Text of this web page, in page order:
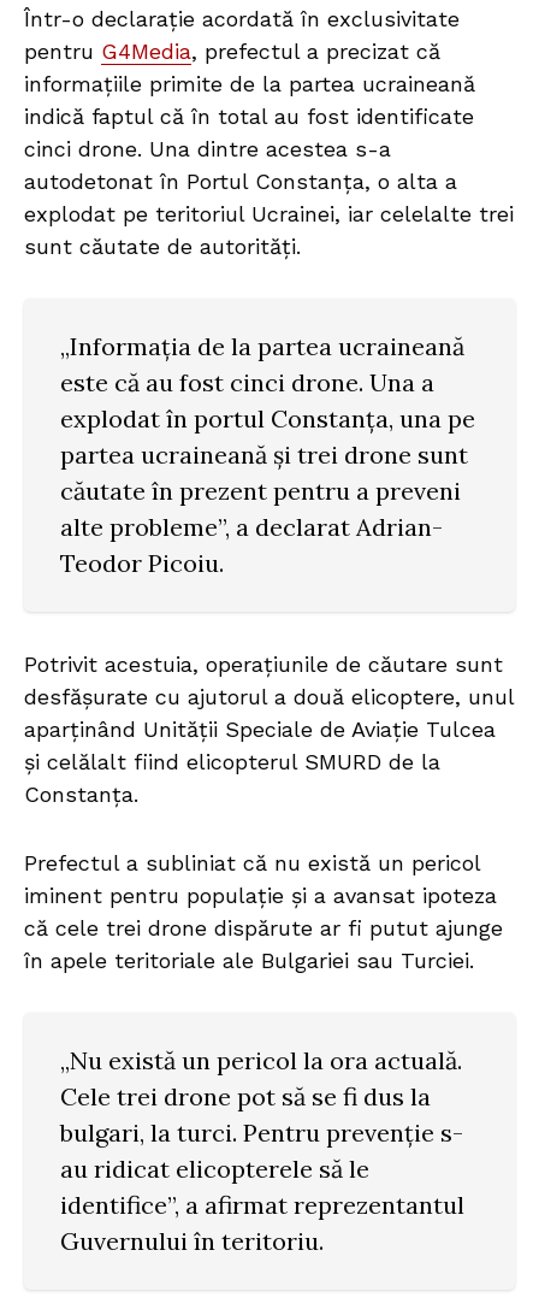
Într-o declarație acordată în exclusivitate
pentru G4Media, prefectul a precizat că
informațiile primite de la partea ucraineană
indică faptul că în total au fost identificate
cinci drone. Una dintre acestea s-a
autodetonat în Portul Constanța, o alta a
explodat pe teritoriul Ucrainei, iar celelalte trei
sunt căutate de autorități.
„Informația de la partea ucraineană
este că au fost cinci drone. Una a
explodat în portul Constanța, una pe
partea ucraineană și trei drone sunt
căutate în prezent pentru a preveni
alte probleme”, a declarat Adrian-
Teodor Picoiu.
Potrivit acestuia, operațiunile de căutare sunt
desfășurate cu ajutorul a două elicoptere, unul
aparținând Unității Speciale de Aviație Tulcea
și celălalt fiind elicopterul SMURD de la
Constanța.
Prefectul a subliniat că nu există un pericol
iminent pentru populație și a avansat ipoteza
că cele trei drone dispărute ar fi putut ajunge
în apele teritoriale ale Bulgariei sau Turciei.
„Nu există un pericol la ora actuală.
Cele trei drone pot să se fi dus la
bulgari, la turci. Pentru prevenție s-
au ridicat elicopterele să le
identifice”, a afirmat reprezentantul
Guvernului în teritoriu.